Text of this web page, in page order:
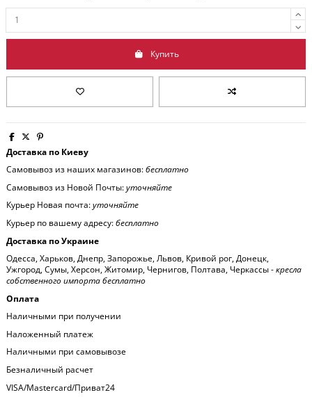
Купить
Доставка по Киеву
Самовывоз из наших магазинов:бесплатно
Самовывоз из Новой Почты:уточняйте
Курьер Новая почта:уточняйте
Курьер по вашему адресу:бесплатно
Доставка по Украине
Одесса, Харьков, Днепр, Запорожье, Львов, Кривой рог, Донецк,
Ужгород, Сумы, Херсон, Житомир, Чернигов, Полтава, Черкассы -кресла
собственного импорта бесплатно
Оплата
Наличными при получении
Наложенный платеж
Наличными при самовывозе
Безналичный расчет
VISA/Mastercard/Приват24